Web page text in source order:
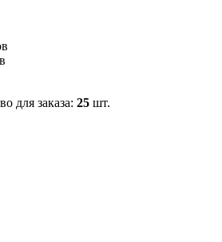
для заказа: 25 шт.